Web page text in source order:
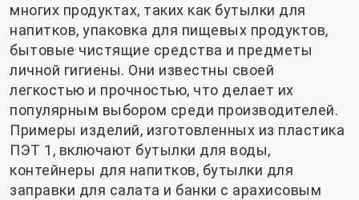
многих продуктах, таких как бутылки для
напитков, упаковка для пищевых продуктов,
бытовые чистящие средства и предметы
личной гигиены. Они известны своей
легкостью и прочностью, что делает их
популярным выбором среди производителей.
Примеры изделий, изготовленных из пластика
ПЭТ 1, включают бутылки для воды,
контейнеры для напитков, бутылки для
заправки для салата и банки с арахисовым